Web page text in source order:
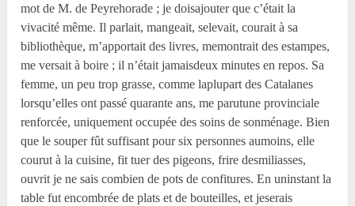
mot de M. de Peyrehorade ; je doisajouter que c’était la
vivacité même. Il parlait, mangeait, selevait, courait à sa
bibliothèque, m’apportait des livres, memontrait des estampes,
me versait à boire ; il n’était jamaisdeux minutes en repos. Sa
femme, un peu trop grasse, comme laplupart des Catalanes
lorsqu’elles ont passé quarante ans, me parutune provinciale
renforcée, uniquement occupée des soins de sonménage. Bien
que le souper fût suffisant pour six personnes aumoins, elle
courut à la cuisine, fit tuer des pigeons, frire desmiliasses,
ouvrit je ne sais combien de pots de confitures. En uninstant la
table fut encombrée de plats et de bouteilles, et jeserais